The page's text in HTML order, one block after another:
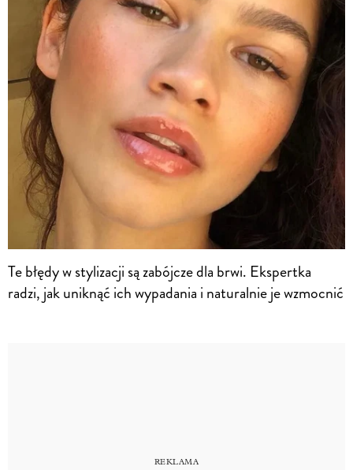
Te błędy w stylizacji są zabójcze dla brwi. Ekspertka
radzi, jak uniknąć ich wypadania i naturalnie je wzmocnić